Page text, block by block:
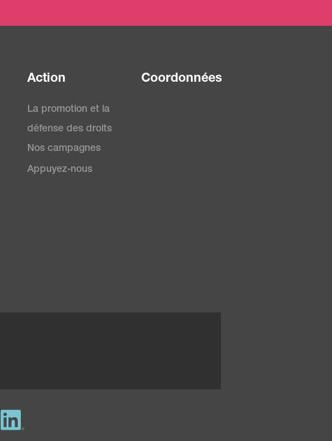
Action
La promotion et la
défense des droits
Nos campagnes
Appuyez-nous
Coordonnées